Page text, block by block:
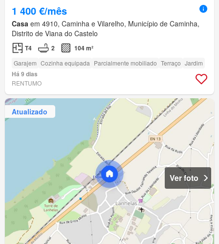
1 400 €/mês
Casa em 4910, Caminha e Vilarelho, Município de Caminha,
Distrito de Viana do Castelo
T4 2 104 m²
Garajem Cozinha equipada Parcialmente mobiliado Terraço Jardim
Há 9 dias
RENTUMO
Atualizado
Ver foto